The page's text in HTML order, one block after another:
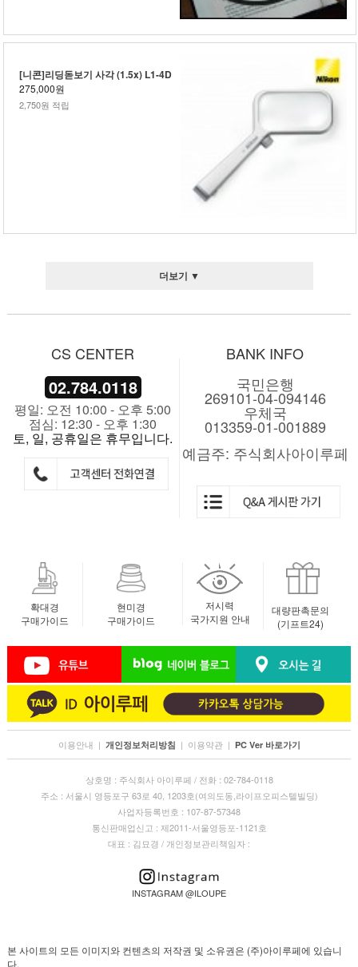
[니콘]리딩돋보기 사각 (1.5x) L1-4D
275,000원
2,750원 적립
더보기 ▼
CS CENTER
02.784.0118
평일: 오전 10:00 - 오후 5:00
점심: 12:30 - 오후 1:30
토, 일, 공휴일은 휴무입니다.
BANK INFO
국민은행
269101-04-094146
우체국
013359-01-001889
예금주: 주식회사아이루페
확대경
구매가이드
현미경
구매가이드
저시력
국가지원 안내
대량판촉문의
(기프트24)
이용안내 | 개인정보처리방침 | 이용약관 | PC Ver 바로가기
상호명 : 주식회사 아이루페 / 전화 : 02-784-0118
주소 : 서울시 영등포구 63로 40, 1203호(여의도동,라이프오피스텔빌딩)
사업자등록번호 : 107-87-57348
통신판매업신고 : 제2011-서울영등포-1121호
대표 : 김묘경 / 개인정보관리책임자 :
INSTAGRAM @ILOUPE
본 사이트의 모든 이미지와 컨텐츠의 저작권 및 소유권은 (주)아이루페에 있습니
다.